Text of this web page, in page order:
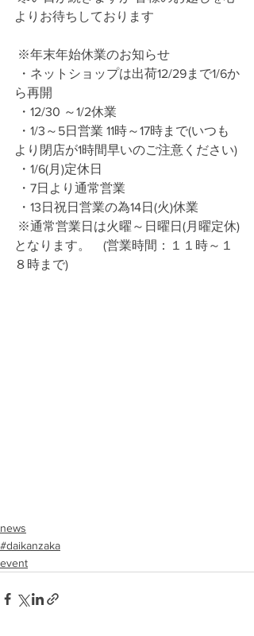
よりお待ちしております
※年末年始休業のお知らせ
ら再開
・12/30 ～1/2休業
より閉店が1時間早いのご注意ください)
・1/6(月)定休日
・7日より通常営業
・13日祝日営業の為14日(火)休業
となります。　(営業時間：１１時～１
８時まで)
news
#daikanzaka
event